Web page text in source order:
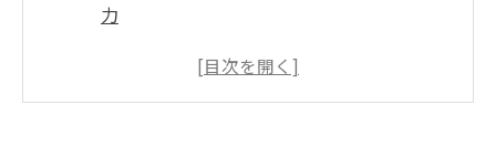
力
配管工事の進化で暮らしが変わる理由